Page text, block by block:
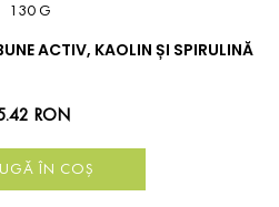
130 G
ACTIV, KAOLIN ȘI SPIRULINĂ
RON
ÎN COȘ